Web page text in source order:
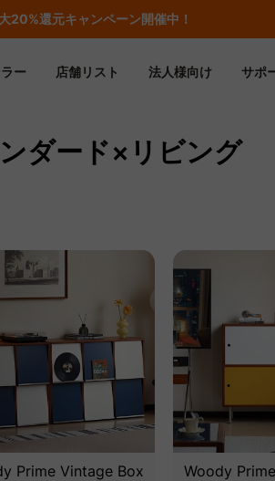
20%還元キャンペーン開催中！
ー 店舗リスト 法人様向け サポ
ダード×リビング
Prime Vintage Box
Woody